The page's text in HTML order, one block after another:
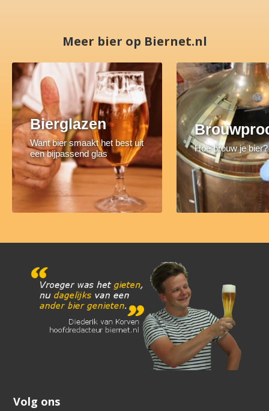
Meer bier op Biernet.nl
Bierglazen
Want bier smaakt het best uit
een bijpassend glas
Hoe brouw je bier?
Volg ons